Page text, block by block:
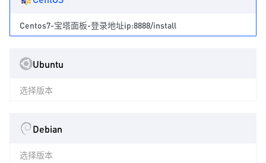
Centos7-宝塔面板-登录地址ip:8888/install
Ubuntu
选择版本
Debian
选择版本